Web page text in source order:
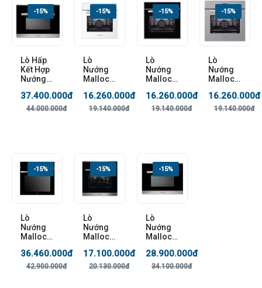
Lò Hấp
Kết Hợp
Nướng
MST-
LX12
37.400.000đ
44.000.000đ
-15%
Lò
Nướng
Malloca
65DA
(Kính
16.260.000đ
19.140.000đ
-15%
Lò
Nướng
Malloca
65DA(
Kính
16.260.000đ
19.140.000đ
-15%
Lò
Nướng
Malloca
659 PGR
16.260.000đ
19.140.000đ
-15%
Lò
Nướng
Malloca
LX74
36.460.000đ
42.900.000đ
-15%
Lò
Nướng
Malloca
65DE
NEW
17.100.000đ
20.130.000đ
-15%
Lò
Nướng
Malloca
LX12
28.900.000đ
34.100.000đ
-15%